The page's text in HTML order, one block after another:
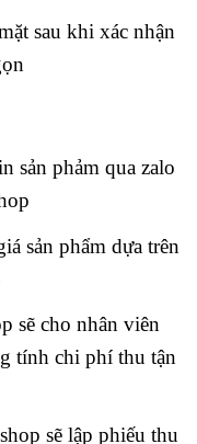
sau khi xác nhận
sản phảm qua zalo
sản phẩm dựa trên
sẽ cho nhân viên
tính chi phí thu tận
sẽ lập phiếu thu